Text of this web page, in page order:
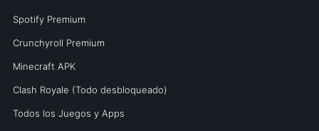
Spotify Premium
Crunchyroll Premium
Minecraft APK
Clash Royale (Todo desbloqueado)
Todos los Juegos y Apps